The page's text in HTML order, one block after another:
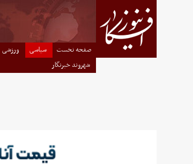
صفحه نخست سیاسی ورزشی
شهروند خبرنگار